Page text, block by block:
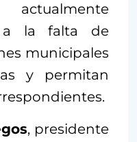
a la falta de
municipales
y permitan
, presidente